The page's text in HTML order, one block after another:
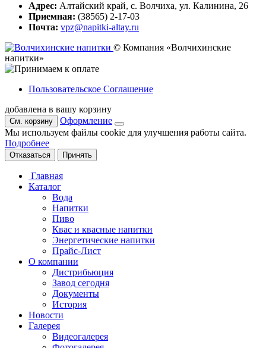
Адрес: Алтайский край, с. Волчиха, ул. Калинина, 26
Приемная: (38565) 2-17-03
Почта: vpz@napitki-altay.ru
© Компания «Волчихинские
напитки»
Пользовательское Соглашение
добавлена в вашу корзину
См. корзину
Оформление
Мы используем файлы cookie для улучшения работы сайта.
Подробнее
Отказаться Принять
Главная
Каталог
Вода
Напитки
Пиво
Квас и квасные напитки
Энергетические напитки
Прайс-Лист
О компании
Дистрибьюция
Завод сегодня
Документы
История
Новости
Галерея
Видеогалерея